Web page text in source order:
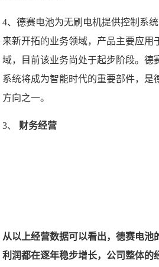
4、德赛电池为无刷电机提供控制系
来新开拓的业务领域，产品主要应用
域，目前该业务尚处于起步阶段。德
系统将成为智能时代的重要部件，是
方向之一。
3、 财务经营
从以上经营数据可以看出，德赛电池
利润都在逐年稳步增长，公司整体的